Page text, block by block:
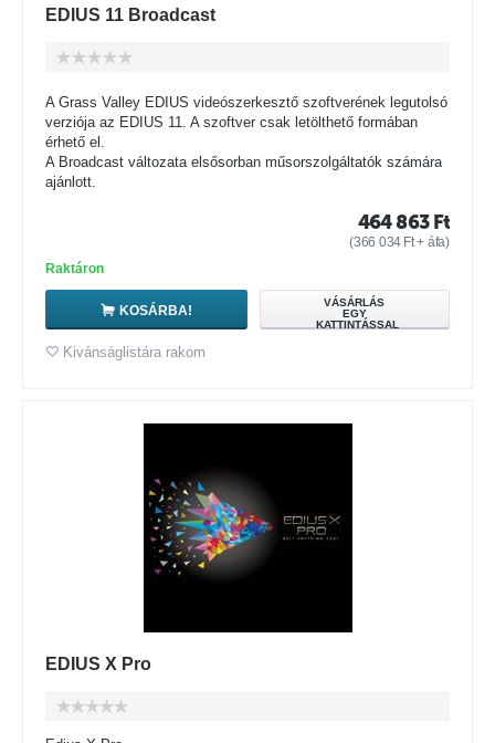
EDIUS 11 Broadcast
A Grass Valley EDIUS videószerkesztő szoftverének legutolsó
verziója az EDIUS 11. A szoftver csak letölthető formában
érhető el.
A Broadcast változata elsősorban műsorszolgáltatók számára
ajánlott.
464 863 Ft
(366 034 Ft+ áfa)
Raktáron
KOSÁRBA!
VÁSÁRLÁS
EGY
KATTINTÁSSAL
Kivánságlistára rakom
EDIUS X Pro